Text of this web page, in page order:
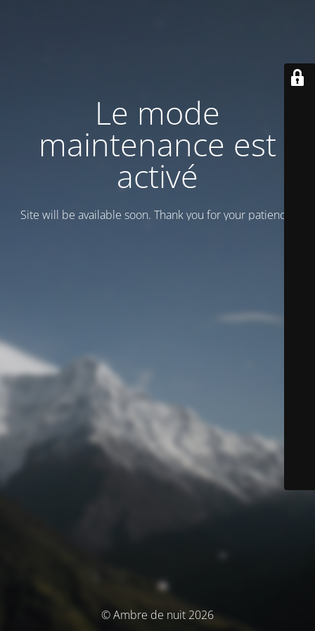
Le mode
maintenance est
activé
Site will be available soon. Thank you for your patience!
© Ambre de nuit 2026